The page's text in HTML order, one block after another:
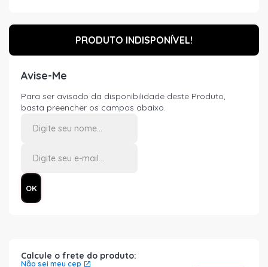
PRODUTO INDISPONÍVEL!
Avise-Me
Para ser avisado da disponibilidade deste Produto,
basta preencher os campos abaixo.
Calcule o frete do produto:
Não sei meu cep